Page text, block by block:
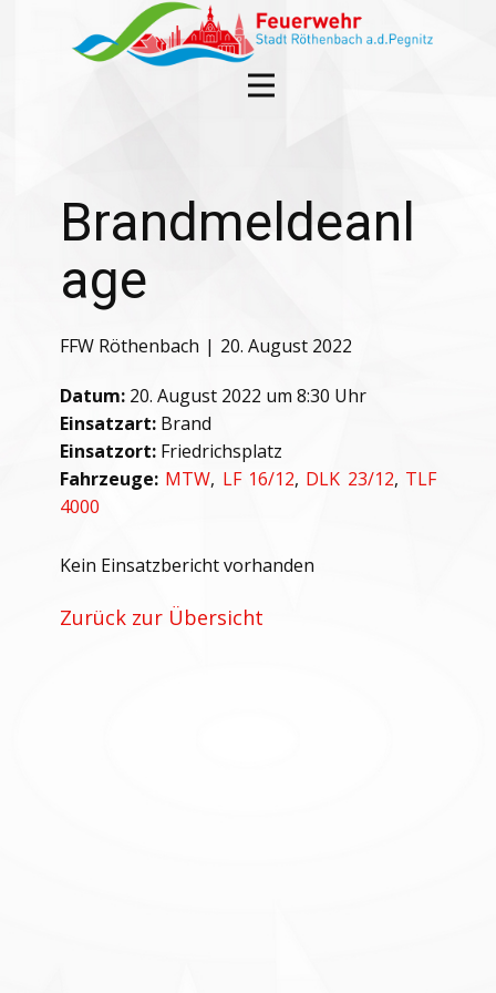
Brandmeldeanl
age
FFW Röthenbach 20. August 2022
Datum: 20. August 2022 um 8:30 Uhr
Einsatzart: Brand
Einsatzort: Friedrichsplatz
Fahrzeuge: MTW, LF 16/12, DLK 23/12, TLF
4000
Kein Einsatzbericht vorhanden
Zurück zur Übersicht